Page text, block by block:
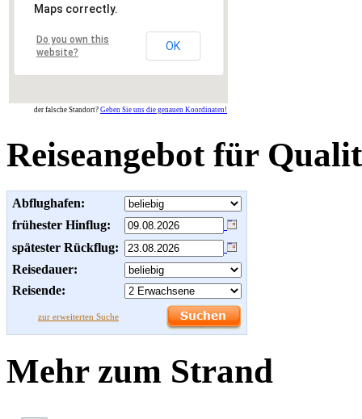
Maps correctly.
Do you own this
website?
OK
der falsche Standort? Geben Sie uns die genauen Koordinaten!
Reiseangebot für
Abflughafen:
frühester Hinflug:
spätester Rückflug:
Reisedauer:
Reisende:
zur erweiterten Suche
Mehr zum Strand